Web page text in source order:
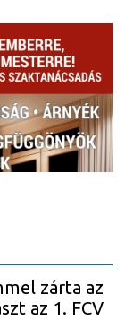
zárta az
az 1. FCV